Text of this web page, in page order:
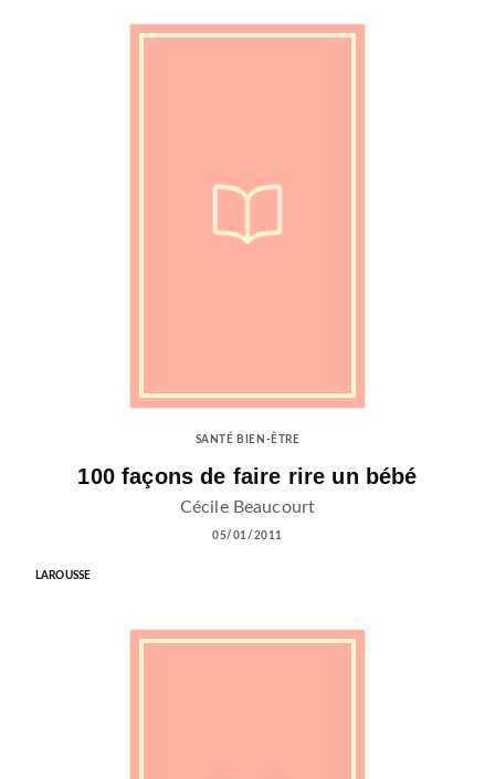
SANTÉ BIEN-ÊTRE
100 façons de faire rire un bébé
Cécile Beaucourt
05/01/2011
LAROUSSE